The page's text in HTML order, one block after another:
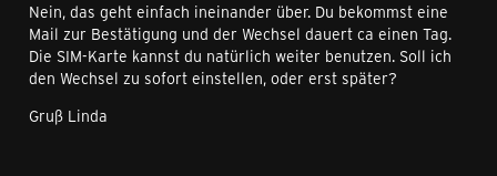
Nein, das geht einfach ineinander über. Du bekommst eine
Mail zur Bestätigung und der Wechsel dauert ca einen Tag.
Die SIM-Karte kannst du natürlich weiter benutzen. Soll ich
den Wechsel zu sofort einstellen, oder erst später?
Gruß Linda